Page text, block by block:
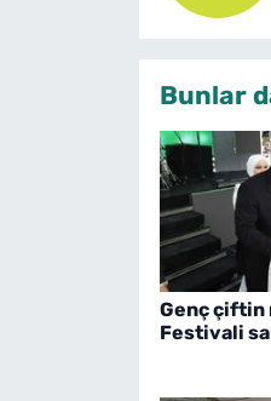
Bunlar
Genç çiftin
Festivali